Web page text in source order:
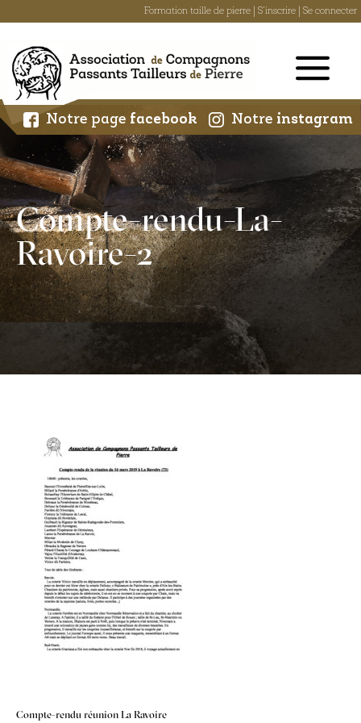
Formation taille de pierre S'inscrire Se connecter
content
Notre page facebook Notre instagram
Compte-rendu-La-
Ravoire-2
Compte-rendu réunion La Ravoire